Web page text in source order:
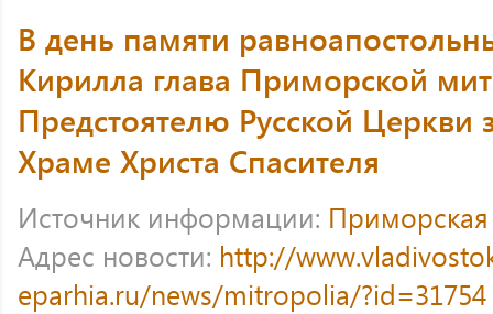
В день памяти
Кирилла глава Приморской
Предстоятелю Русской Церкви
Храме Христа Спасителя
Источник информации:
Адрес новости: http://
eparhia.ru/news/mitropolia/?id=31754